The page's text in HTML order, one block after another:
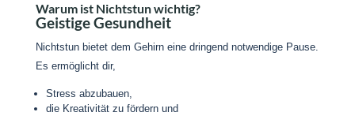
Warum ist Nichtstun wichtig?
Geistige Gesundheit
Nichtstun bietet dem Gehirn eine dringend notwendige Pause.
Es ermöglicht dir,
Stress abzubauen,
die Kreativität zu fördern und